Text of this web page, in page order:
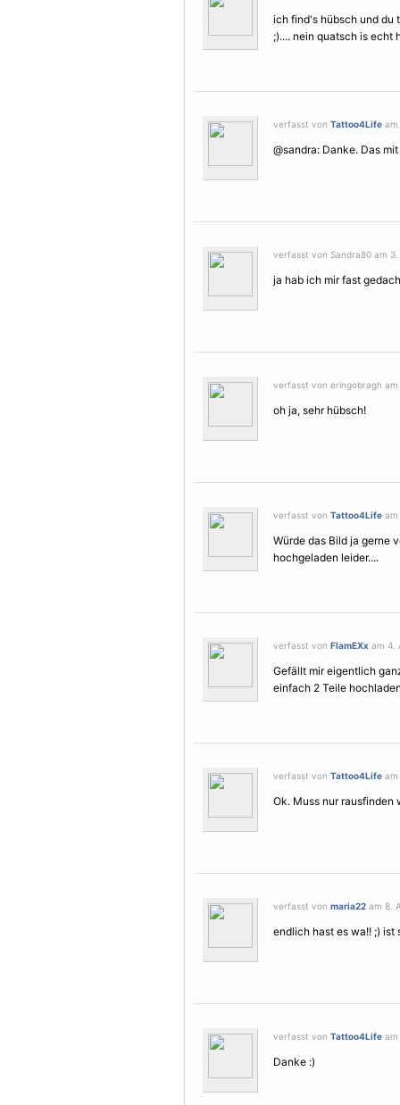
ich find's hübsch und du
;).... nein quatsch is echt
verfasst von Tattoo4Life am
@sandra: Danke. Das
verfasst von Sandra80 am
ja hab ich mir fast
verfasst von eringobragh
oh ja, sehr hübsch!
verfasst von Tattoo4Life am
Würde das Bild ja gerne
hochgeladen leider....
verfasst von FlamEXx am 4.
Gefällt mir eigentlich
einfach 2 Teile
verfasst von Tattoo4Life am
Ok. Muss nur rausfinden
verfasst von maria22 am 8.
endlich hast es wa!! ;)
verfasst von Tattoo4Life am
Danke :)